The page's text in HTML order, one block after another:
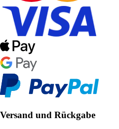
Versand und Rückgabe